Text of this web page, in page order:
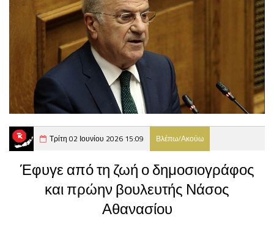
Τρίτη 02 Ιουνίου 2026 15:09 Βλέπω/Ακούω
Έφυγε από τη ζωή ο δημοσιογράφος
και πρώην βουλευτής Νάσος
Αθανασίου